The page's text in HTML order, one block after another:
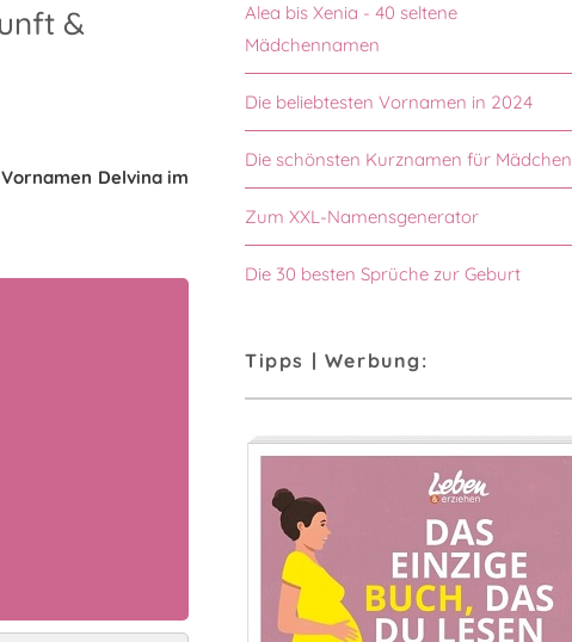
&
Delvina im
Alea bis Xenia - 40 seltene
Mädchennamen
Die beliebtesten Vornamen in 2024
Die schönsten Kurznamen für Mädchen
Zum XXL-Namensgenerator
Die 30 besten Sprüche zur Geburt
Tipps | Werbung: